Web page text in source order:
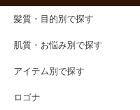
髪質・目的別で探す
肌質・お悩み別で探す
アイテム別で探す
ロゴナ